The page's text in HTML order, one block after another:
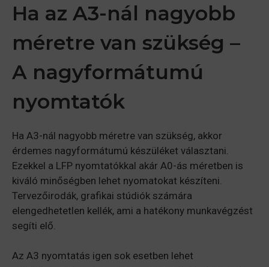
Ha az A3-nál nagyobb
méretre van szükség –
A nagyformátumú
nyomtatók
Ha A3-nál nagyobb méretre van szükség, akkor
érdemes nagyformátumú készüléket választani.
Ezekkel a LFP nyomtatókkal akár A0-ás méretben is
kiváló minőségben lehet nyomatokat készíteni.
Tervezőirodák, grafikai stúdiók számára
elengedhetetlen kellék, ami a hatékony munkavégzést
segíti elő.
Az A3 nyomtatás igen sok esetben lehet